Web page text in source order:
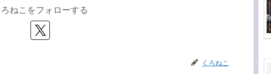
ねこをフォローする
くろねこ